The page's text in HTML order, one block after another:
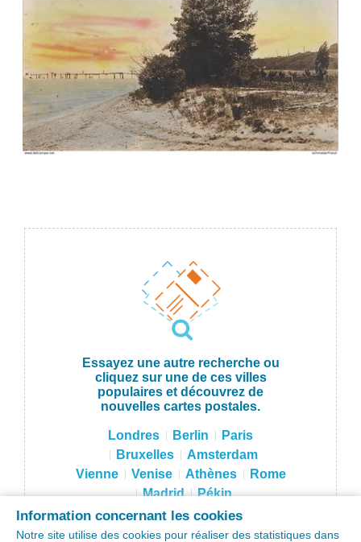
Essayez une autre recherche ou
cliquez sur une de ces villes
populaires et découvrez de
nouvelles cartes postales.
Londres Berlin
Paris
Bruxelles
Amsterdam
Vienne
Venise Athènes
Rome
Madrid
Pékin
Hong Kong
Tokyo
Moscou
Sydney
New York
Information concernant les cookies
Notre site utilise des cookies pour réaliser des statistiques dans